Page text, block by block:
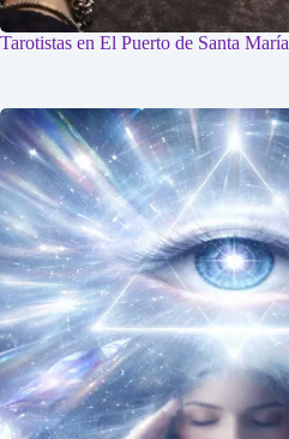
Tarotistas en El Puerto de Santa María